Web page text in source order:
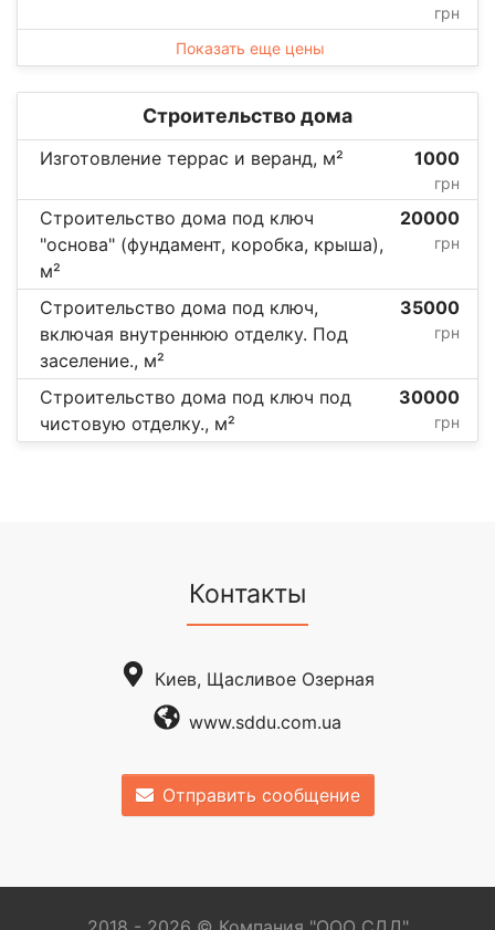
грн
Показать еще цены
Строительство дома
Изготовление террас и веранд, м² 1000
грн
Строительство дома под ключ
"основа" (фундамент, коробка, крыша),
м²
20000
грн
Строительство дома под ключ,
включая внутреннюю отделку. Под
заселение., м²
35000
грн
Строительство дома под ключ под
чистовую отделку., м²
30000
грн
Контакты
Киев, Щасливое Озерная
www.sddu.com.ua
Отправить сообщение